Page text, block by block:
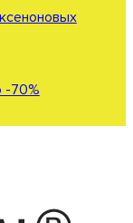
-70%